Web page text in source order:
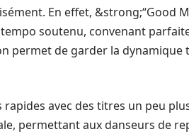
En effet, &strong;“Good
soutenu, convenant
permet de garder la
avec des titres un peu
permettant aux danseurs de